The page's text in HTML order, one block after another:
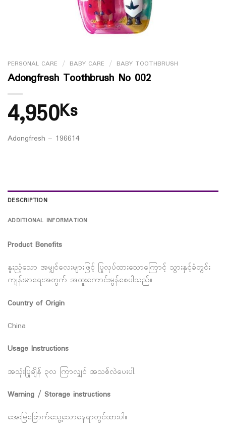
PERSONAL CARE / BABY CARE / BABY TOOTHBRUSH
Adongfresh Toothbrush No 002
4,950Ks
Adongfresh – 196614
DESCRIPTION
ADDITIONAL INFORMATION
Product Benefits
နူးညံ့သော အမျှင်လေးများဖြင့် ပြုလုပ်ထားသောကြောင့် သွားနှင့်ခံတွင်း
ကျန်းမာရေးအတွက် အထူးကောင်းမွန်စေပါသည်။
Country of Origin
China
Usage Instructions
အသုံးပြုချိန် ၃လ ကြာလျှင် အသစ်လဲပေးပါ.
Warning / Storage instructions
အေးမြခြောက်သွေ့သောနေရာတွင်ထားပါ။